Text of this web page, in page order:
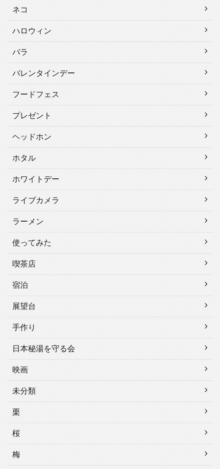
ネコ
ハロウィン
バラ
バレンタインデー
フードフェス
プレゼント
ヘッドホン
ホタル
ホワイトデー
ライブカメラ
ラーメン
使ってみた
喫茶店
宿泊
展望台
手作り
日本秘湯を守る会
映画
未分類
栗
桜
梅